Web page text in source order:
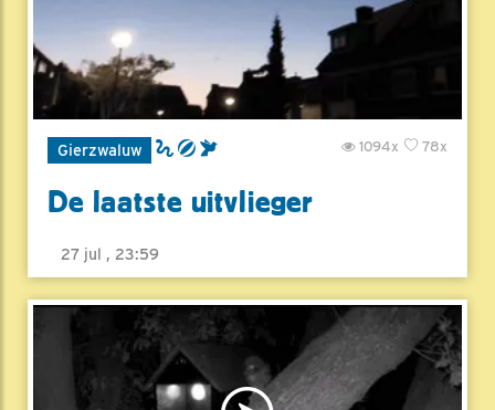
Gierzwaluw 78x
1094x
De laatste uitvlieger
27 jul , 23:59